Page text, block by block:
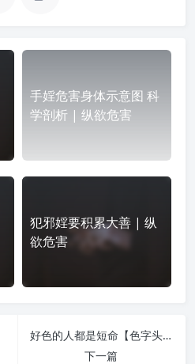
手婬危害身体示意图 科
学剖析 | 纵欲危害
犯邪婬要积累大善 | 纵
欲危害
好色的人都是短命【色字头上一把刀】 | 纵欲危害
下一篇